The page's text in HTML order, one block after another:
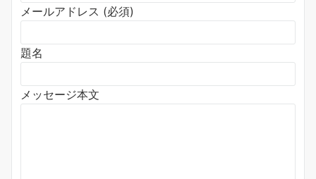
メールアドレス (必須)
題名
メッセージ本文